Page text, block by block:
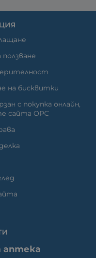
на бисквитки
с покупка онлайн,
сайта ОРС
аптека